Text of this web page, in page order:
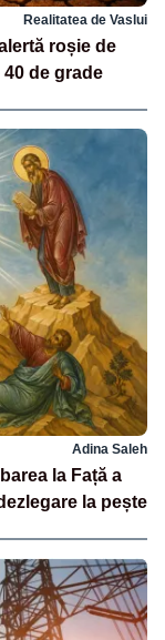
Realitatea de Vaslui
roșie de
de grade
Adina Saleh
la Față a
la pește